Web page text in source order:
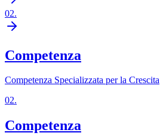
02.
Competenza
Competenza Specializzata per la Crescita
02.
Competenza